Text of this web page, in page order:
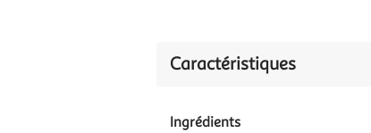
Caractéristiques
Ingrédients